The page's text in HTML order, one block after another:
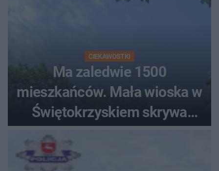
CIEKAWOSTKI
Ma zaledwie 1500
mieszkańców. Mała wioska w
Świętokrzyskiem skrywa
zabytki, bywał tu nawet król